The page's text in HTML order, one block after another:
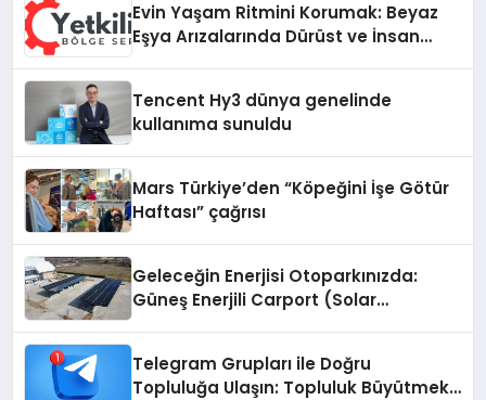
Evin Yaşam Ritmini Korumak: Beyaz
Eşya Arızalarında Dürüst ve İnsan
Tencent Hy3 dünya genelinde
kullanıma sunuldu
Mars Türkiye’den “Köpeğini İşe Götür
Haftası” çağrısı
Geleceğin Enerjisi Otoparkınızda:
Güneş Enerjili Carport (Solar
Telegram Grupları ile Doğru
Topluluğa Ulaşın: Topluluk Büyütmek